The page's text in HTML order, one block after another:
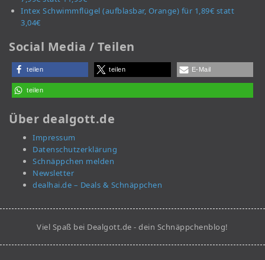
Intex Schwimmflügel (aufblasbar, Orange) für 1,89€ statt
3,04€
Social Media / Teilen
teilen teilen E-Mail
teilen
Über dealgott.de
Impressum
Datenschutzerklärung
Schnäppchen melden
Newsletter
dealhai.de – Deals & Schnäppchen
Viel Spaß bei Dealgott.de - dein Schnäppchenblog!